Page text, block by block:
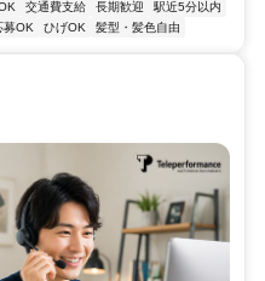
交通費支給 長期歓迎
駅近5分以内
募OK ひげOK 髪型・髪色自由